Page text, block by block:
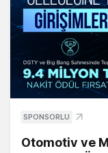
SPONSORLU
Otomotiv ve